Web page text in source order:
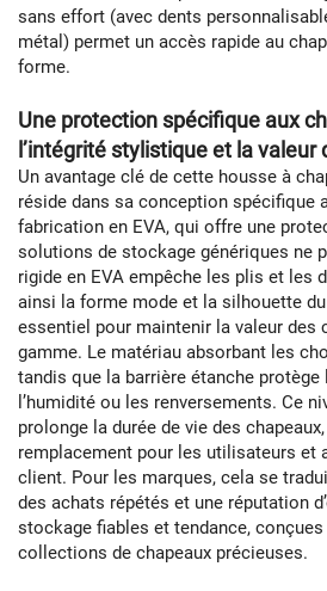
sans effort (avec dents
métal) permet un accès rapide au
forme.
Une protection spécifique aux
l’intégrité stylistique et la valeur
Un avantage clé de cette housse à
réside dans sa conception spécifique
fabrication en EVA, qui offre une
solutions de stockage génériques ne
rigide en EVA empêche les plis et les
ainsi la forme mode et la silhouette
essentiel pour maintenir la valeur des
gamme. Le matériau absorbant les
tandis que la barrière étanche
l’humidité ou les renversements. Ce
prolonge la durée de vie des
remplacement pour les utilisateurs et
client. Pour les marques, cela se
des achats répétés et une réputation
stockage fiables et tendance,
collections de chapeaux précieuses.